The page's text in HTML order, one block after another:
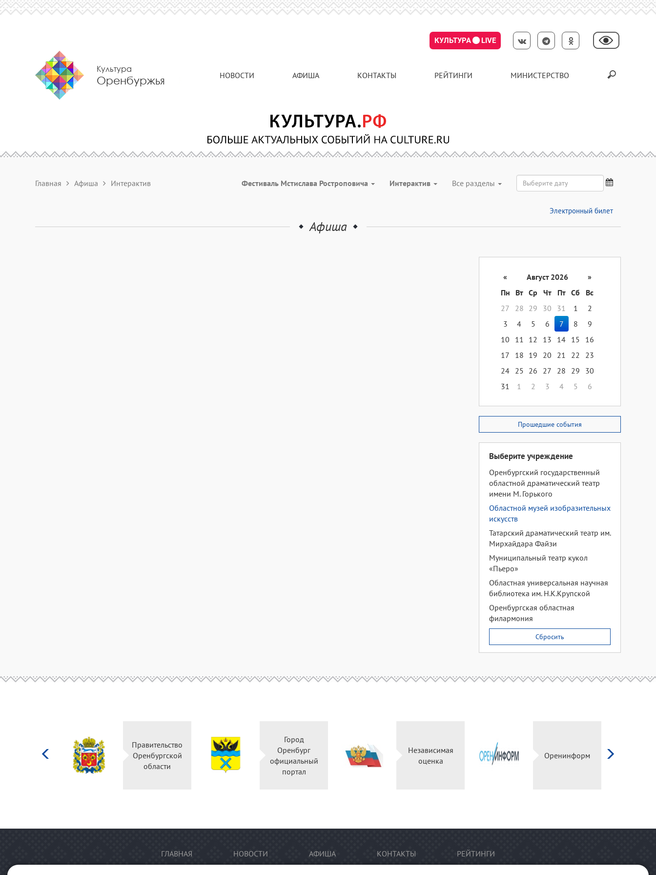
КУЛЬТУРА LIVE
Культура
Оренбуржья НОВОСТИ АФИША КОНТАКТЫ РЕЙТИНГИ МИНИСТЕРСТВО
Главная Афиша Интерактив Фестиваль Мстислава Ростроповича Интерактив Все разделы
Электронный билет
Афиша
« Август 2026
»
Пн
Вт Ср Чт Пт Сб
Вс
27
28 29 30 31 1
2
3
4 5 6 7 8
9
10
11 12 13 14 15
16
17
18 19 20 21 22
23
24 25 26 27 28 29
30
31
1 2 3 4 5 6
Прошедшие события
Выберите учреждение
Оренбургский государственный
областной драматический театр
имени М. Горького
Областной музей изобразительных
искусств
Татарский драматический театр им.
Мирхайдара Файзи
Муниципальный театр кукол
«Пьеро»
Областная универсальная научная
библиотека им. Н.К.Крупской
Оренбургская областная
филармония
Сбросить
Правительство
Оренбургской
области
Город
Оренбург
официальный
портал
Независимая
оценка
Оренинформ
ГЛАВНАЯ НОВОСТИ АФИША КОНТАКТЫ РЕЙТИНГИ